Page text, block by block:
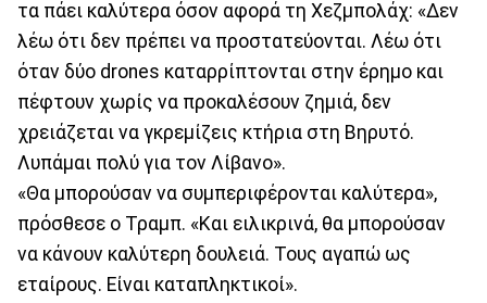
τα πάει καλύτερα όσον αφορά τη Χεζμπολάχ: «Δεν
λέω ότι δεν πρέπει να προστατεύονται. Λέω ότι
όταν δύο drones καταρρίπτονται στην έρημο και
πέφτουν χωρίς να προκαλέσουν ζημιά, δεν
χρειάζεται να γκρεμίζεις κτήρια στη Βηρυτό.
Λυπάμαι πολύ για τον Λίβανο».
«Θα μπορούσαν να συμπεριφέρονται καλύτερα»,
πρόσθεσε ο Τραμπ. «Και ειλικρινά, θα μπορούσαν
να κάνουν καλύτερη δουλειά. Τους αγαπώ ως
εταίρους. Είναι καταπληκτικοί».